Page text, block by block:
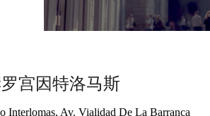
宫因特洛马斯
Interlomas, Av. Vialidad De La Barranca